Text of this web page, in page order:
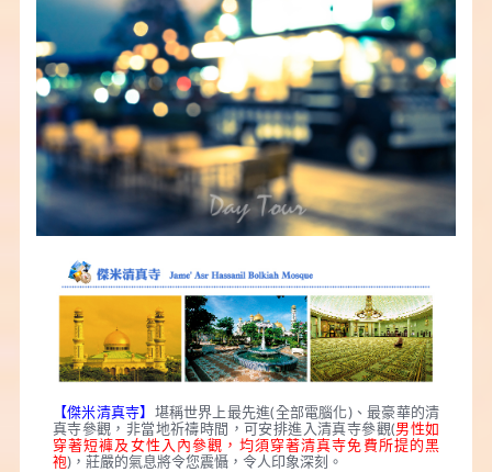
【傑米清真寺】 堪稱世界上最先進(全部電腦化)、最豪華的清
真寺參觀，非當地祈禱時間，可安排進入清真寺參觀(男性如
穿著短褲及女性入內參觀，均須穿著清真寺免費所提的黑
袍)，莊嚴的氣息將令您震懾，令人印象深刻。